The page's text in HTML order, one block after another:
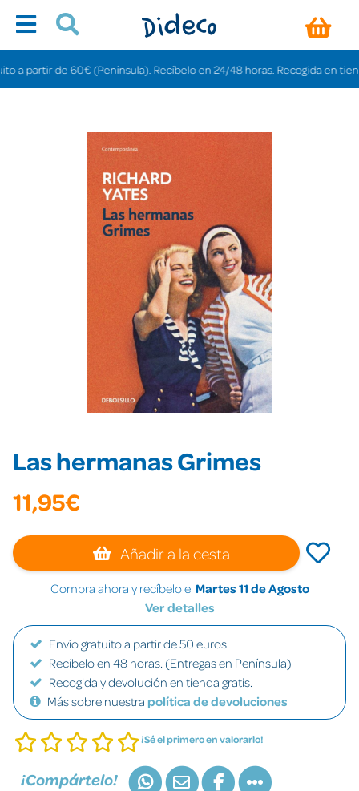
de 60€ (Península). Recíbelo en 24/48 horas. Recogida en tiendas
Las hermanas Grimes
11,95€
Añadir a la cesta
Compra ahora y recíbelo el Martes 11 de Agosto
Ver detalles
Envío gratuito a partir de 50 euros.
Recíbelo en 48 horas. (Entregas en Península)
Recogida y devolución en tienda gratis.
Más sobre nuestra política de devoluciones
¡Sé el primero en valorarlo!
¡Compártelo!